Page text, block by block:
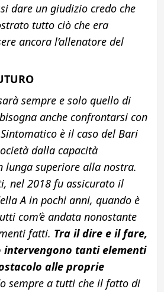
dare un giudizio credo che
tutto ciò che era
ancora l’allenatore del
sempre e solo quello di
anche confrontarsi con
è il caso del Bari
dalla capacità
lunga superiore alla nostra.
nel 2018 fu assicurato il
A in pochi anni, quando è
com’è andata nonostante
fatti. Tra il dire e il fare,
intervengono tanti elementi
alle proprie
sempre a tutti che il fatto di